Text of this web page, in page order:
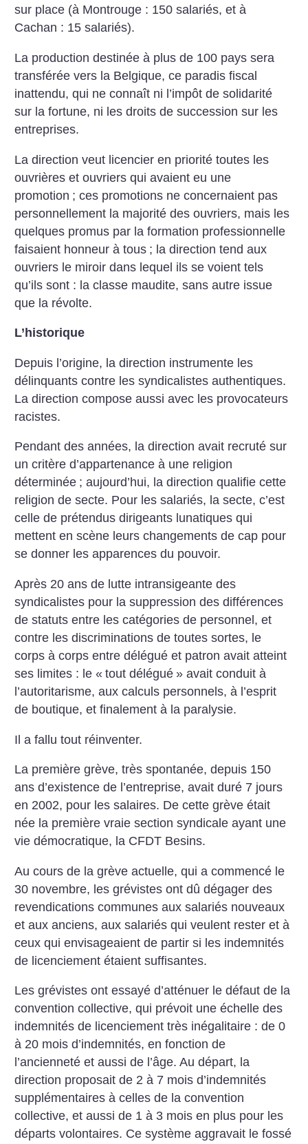
sur place (à Montrouge : 150 salariés, et à
Cachan : 15 salariés).
La production destinée à plus de 100 pays sera
transférée vers la Belgique, ce paradis fiscal
inattendu, qui ne connaît ni l’impôt de solidarité
sur la fortune, ni les droits de succession sur les
entreprises.
La direction veut licencier en priorité toutes les
ouvrières et ouvriers qui avaient eu une
promotion ; ces promotions ne concernaient pas
personnellement la majorité des ouvriers, mais les
quelques promus par la formation professionnelle
faisaient honneur à tous ; la direction tend aux
ouvriers le miroir dans lequel ils se voient tels
qu’ils sont : la classe maudite, sans autre issue
que la révolte.
L’historique
Depuis l’origine, la direction instrumente les
délinquants contre les syndicalistes authentiques.
La direction compose aussi avec les provocateurs
racistes.
Pendant des années, la direction avait recruté sur
un critère d’appartenance à une religion
déterminée ; aujourd’hui, la direction qualifie cette
religion de secte. Pour les salariés, la secte, c’est
celle de prétendus dirigeants lunatiques qui
mettent en scène leurs changements de cap pour
se donner les apparences du pouvoir.
Après 20 ans de lutte intransigeante des
syndicalistes pour la suppression des différences
de statuts entre les catégories de personnel, et
contre les discriminations de toutes sortes, le
corps à corps entre délégué et patron avait atteint
ses limites : le « tout délégué » avait conduit à
l’autoritarisme, aux calculs personnels, à l’esprit
de boutique, et finalement à la paralysie.
Il a fallu tout réinventer.
La première grève, très spontanée, depuis 150
ans d’existence de l’entreprise, avait duré 7 jours
en 2002, pour les salaires. De cette grève était
née la première vraie section syndicale ayant une
vie démocratique, la CFDT Besins.
Au cours de la grève actuelle, qui a commencé le
30 novembre, les grévistes ont dû dégager des
revendications communes aux salariés nouveaux
et aux anciens, aux salariés qui veulent rester et à
ceux qui envisageaient de partir si les indemnités
de licenciement étaient suffisantes.
Les grévistes ont essayé d’atténuer le défaut de la
convention collective, qui prévoit une échelle des
indemnités de licenciement très inégalitaire : de 0
à 20 mois d’indemnités, en fonction de
l’ancienneté et aussi de l’âge. Au départ, la
direction proposait de 2 à 7 mois d’indemnités
supplémentaires à celles de la convention
collective, et aussi de 1 à 3 mois en plus pour les
départs volontaires. Ce système aggravait le fossé